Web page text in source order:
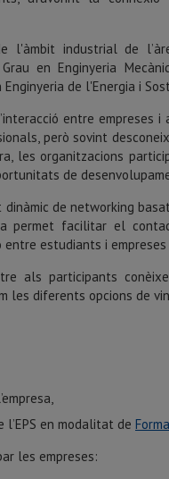
l'àmbit industrial de
en Enginyeria
de l'Energia i
entre empreses i
però sovint
les organitzacions
de
de networking
permet facilitar el
estudiants i
als participants
les diferents opcions de
en modalitat de
les empreses: